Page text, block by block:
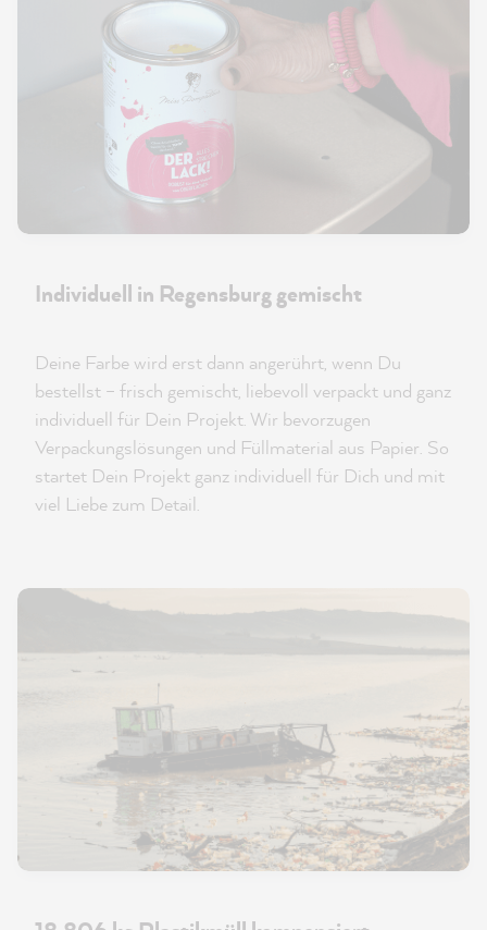
Individuell in Regensburg gemischt
Deine Farbe wird erst dann angerührt, wenn Du
bestellst – frisch gemischt, liebevoll verpackt und ganz
individuell für Dein Projekt. Wir bevorzugen
Verpackungslösungen und Füllmaterial aus Papier. So
startet Dein Projekt ganz individuell für Dich und mit
viel Liebe zum Detail.